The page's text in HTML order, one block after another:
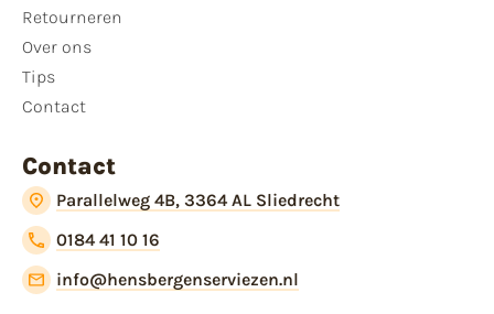
Retourneren
Over ons
Tips
Contact
Contact
Parallelweg 4B, 3364 AL Sliedrecht
0184 41 10 16
info@hensbergenserviezen.nl